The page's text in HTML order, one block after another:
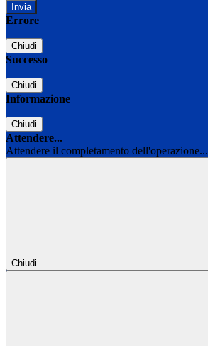
Errore
Chiudi
Successo
Chiudi
Informazione
Chiudi
Attendere...
Attendere il completamento dell'operazione...
Chiudi